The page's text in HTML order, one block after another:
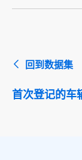
回到数据集
首次登记的车